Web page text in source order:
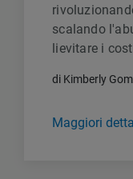
scalando
lievitare i
di Kimberly
Maggiori